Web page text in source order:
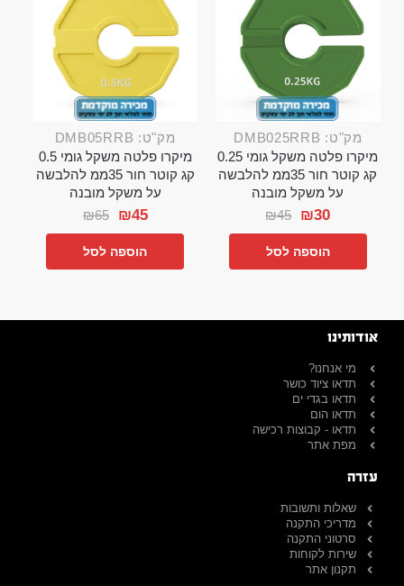
מק"ט: DMB025RRB
מיקרו פלטה משקל גומי 0.25
קג קוטר חור 35ממ להלבשה
על משקל מובנה
₪45 ₪30
הוספה לסל
מק"ט: DMB05RRB
מיקרו פלטה משקל גומי 0.5
קג קוטר חור 35ממ להלבשה
על משקל מובנה
₪65 ₪45
הוספה לסל
אודותינו
מי אנחנו?
תדאו ציוד כושר
תדאו בגדי ים
תדאו הום
תדאו - קבוצות רכישה
מפת אתר
עזרה
שאלות ותשובות
מדריכי התקנה
סרטוני התקנה
שירות לקוחות
תקנון אתר